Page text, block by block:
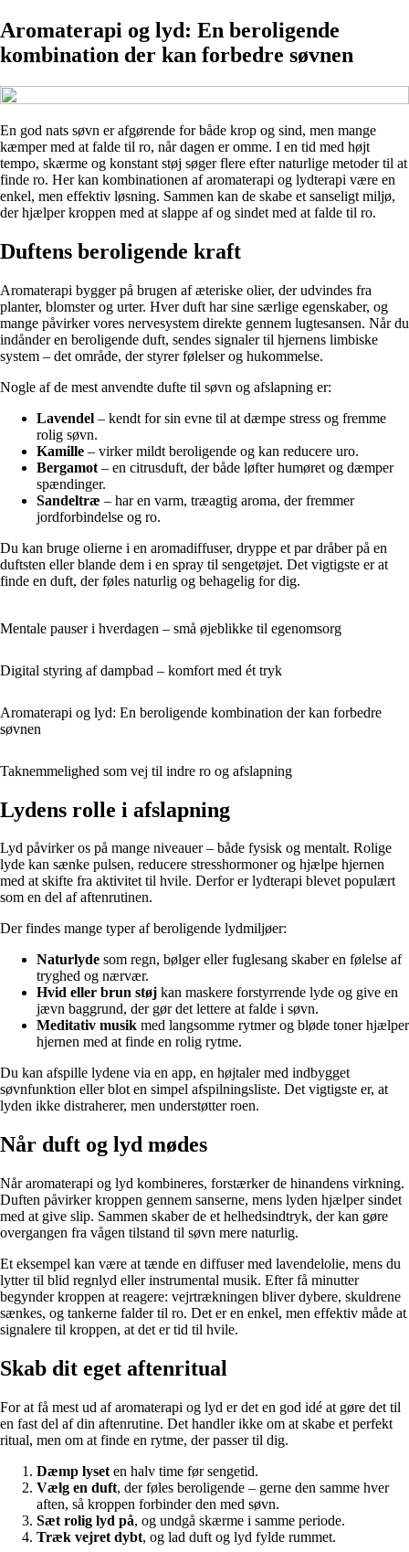
Aromaterapi og lyd: En beroligende
kombination der kan forbedre søvnen
En god nats søvn er afgørende for både krop og sind, men mange
kæmper med at falde til ro, når dagen er omme. I en tid med højt
tempo, skærme og konstant støj søger flere efter naturlige metoder til at
finde ro. Her kan kombinationen af aromaterapi og lydterapi være en
enkel, men effektiv løsning. Sammen kan de skabe et sanseligt miljø,
der hjælper kroppen med at slappe af og sindet med at falde til ro.
Duftens beroligende kraft
Aromaterapi bygger på brugen af æteriske olier, der udvindes fra
planter, blomster og urter. Hver duft har sine særlige egenskaber, og
mange påvirker vores nervesystem direkte gennem lugtesansen. Når du
indånder en beroligende duft, sendes signaler til hjernens limbiske
system – det område, der styrer følelser og hukommelse.
Nogle af de mest anvendte dufte til søvn og afslapning er:
Lavendel – kendt for sin evne til at dæmpe stress og fremme
rolig søvn.
Kamille – virker mildt beroligende og kan reducere uro.
Bergamot – en citrusduft, der både løfter humøret og dæmper
spændinger.
Sandeltræ – har en varm, træagtig aroma, der fremmer
jordforbindelse og ro.
Du kan bruge olierne i en aromadiffuser, dryppe et par dråber på en
duftsten eller blande dem i en spray til sengetøjet. Det vigtigste er at
finde en duft, der føles naturlig og behagelig for dig.
Mentale pauser i hverdagen – små øjeblikke til egenomsorg
Digital styring af dampbad – komfort med ét tryk
Aromaterapi og lyd: En beroligende kombination der kan forbedre
søvnen
Taknemmelighed som vej til indre ro og afslapning
Lydens rolle i afslapning
Lyd påvirker os på mange niveauer – både fysisk og mentalt. Rolige
lyde kan sænke pulsen, reducere stresshormoner og hjælpe hjernen
med at skifte fra aktivitet til hvile. Derfor er lydterapi blevet populært
som en del af aftenrutinen.
Der findes mange typer af beroligende lydmiljøer:
Naturlyde som regn, bølger eller fuglesang skaber en følelse af
tryghed og nærvær.
Hvid eller brun støj kan maskere forstyrrende lyde og give en
jævn baggrund, der gør det lettere at falde i søvn.
Meditativ musik med langsomme rytmer og bløde toner hjælper
hjernen med at finde en rolig rytme.
Du kan afspille lydene via en app, en højtaler med indbygget
søvnfunktion eller blot en simpel afspilningsliste. Det vigtigste er, at
lyden ikke distraherer, men understøtter roen.
Når duft og lyd mødes
Når aromaterapi og lyd kombineres, forstærker de hinandens virkning.
Duften påvirker kroppen gennem sanserne, mens lyden hjælper sindet
med at give slip. Sammen skaber de et helhedsindtryk, der kan gøre
overgangen fra vågen tilstand til søvn mere naturlig.
Et eksempel kan være at tænde en diffuser med lavendelolie, mens du
lytter til blid regnlyd eller instrumental musik. Efter få minutter
begynder kroppen at reagere: vejrtrækningen bliver dybere, skuldrene
sænkes, og tankerne falder til ro. Det er en enkel, men effektiv måde at
signalere til kroppen, at det er tid til hvile.
Skab dit eget aftenritual
For at få mest ud af aromaterapi og lyd er det en god idé at gøre det til
en fast del af din aftenrutine. Det handler ikke om at skabe et perfekt
ritual, men om at finde en rytme, der passer til dig.
Dæmp lyset en halv time før sengetid.
Vælg en duft, der føles beroligende – gerne den samme hver
aften, så kroppen forbinder den med søvn.
Sæt rolig lyd på, og undgå skærme i samme periode.
Træk vejret dybt, og lad duft og lyd fylde rummet.